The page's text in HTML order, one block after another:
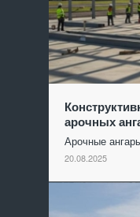
арочных
Арочные
20.08.2025